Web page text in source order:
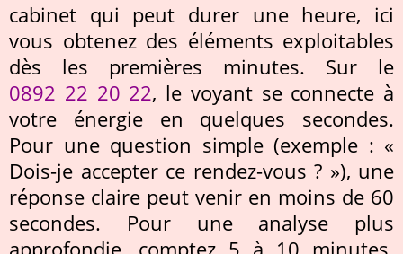
cabinet qui peut durer une heure, ici
vous obtenez des éléments exploitables
dès les premières minutes. Sur le
0892 22 20 22, le voyant se connecte à
votre énergie en quelques secondes.
Pour une question simple (exemple : «
Dois-je accepter ce rendez-vous ? »), une
réponse claire peut venir en moins de 60
secondes. Pour une analyse plus